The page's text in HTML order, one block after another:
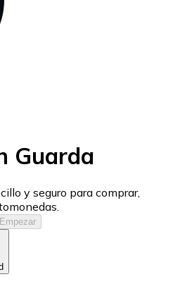
Guarda
y seguro para comprar,
Empezar